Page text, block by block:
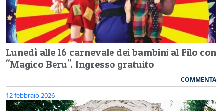
Lunedì alle 16 carnevale dei bambini al Filo con
"Magico Beru". Ingresso gratuito
COMMENTA
12 febbraio 2026